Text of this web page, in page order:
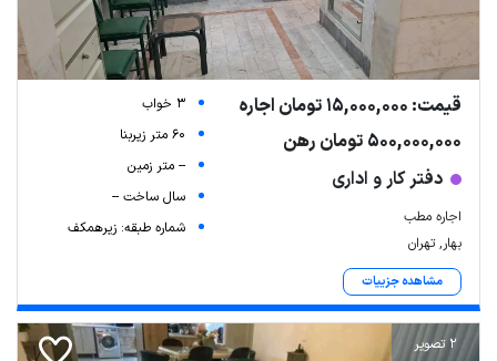
قیمت: 15,000,000 تومان اجاره
500,000,000 تومان رهن
دفتر کار و اداری
اجاره مطب
بهار, تهران
مشاهده جزییات
3 خواب
60 متر زیربنا
-- متر زمین
سال ساخت --
شماره طبقه: زیرهمکف
2 تصویر